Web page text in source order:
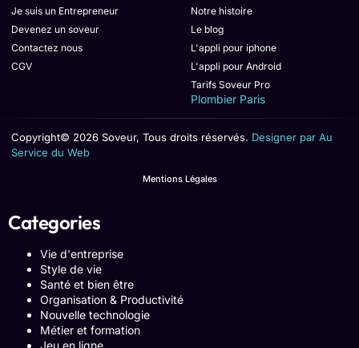
Je suis un Entrepreneur
Devenez un soveur
Contactez nous
CGV
Notre histoire
Le blog
L'appli pour iphone
L'appli pour Android
Tarifs Soveur Pro
Plombier Paris
Copyright© 2026 Soveur, Tous droits réservés. Designer par Au
Service du Web
Mentions Légales
Categories
Vie d'entreprise
Style de vie
Santé et bien être
Organisation & Productivité
Nouvelle technologie
Métier et formation
Jeu en ligne